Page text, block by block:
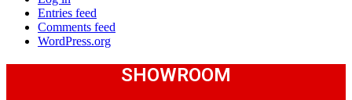
Entries feed
Comments feed
WordPress.org
SHOWROOM